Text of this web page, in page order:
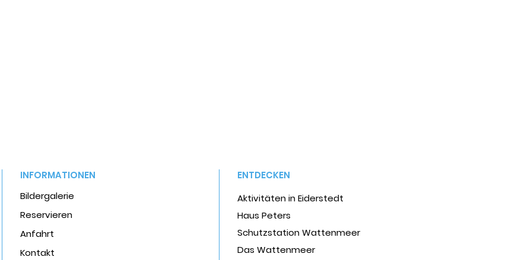
INFORMATIONEN
Bildergalerie
Reservieren
Anfahrt
Kontakt
ENTDECKEN
Aktivitäten in Eiderstedt
Haus Peters
Schutzstation Wattenmeer
Das Wattenmeer